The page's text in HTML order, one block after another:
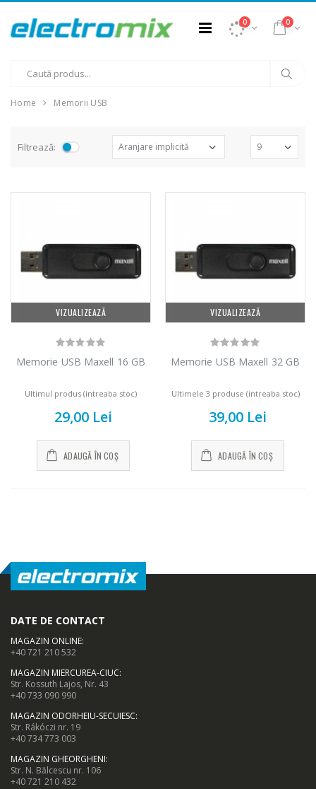
0 0
Home Memorii USB
Filtrează:
VIZUALIZEAZĂ
Memorie USB Maxell 16 GB
Ultimul produs (intreaba stoc)
29,00 Lei
ADAUGĂ ÎN COȘ
VIZUALIZEAZĂ
Memorie USB Maxell 32 GB
Ultimele 3 produse (intreaba stoc)
39,00 Lei
ADAUGĂ ÎN COȘ
-33%
Espressor
automat Heinner
799,00 Lei
-25%
cu filtru ...
Masina de tocat
DATE DE CONTACT
MAGAZIN ONLINE:
+40 721 210 532
MAGAZIN MIERCUREA-CIUC:
Str. Kossuth Lajos, Nr. 43
+40 733 090 990
MAGAZIN ODORHEIU-SECUIESC:
Str. Rákóczi nr. 19
+40 734 773 003
MAGAZIN GHEORGHENI:
Str. N. Bălcescu nr. 106
+40 721 210 432